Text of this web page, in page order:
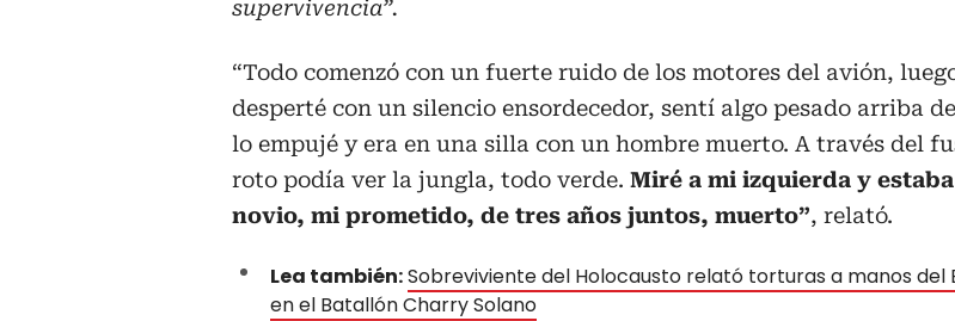
supervivencia”.
“Todo comenzó con un fuerte ruido de los motores del avión,
desperté con un silencio ensordecedor, sentí algo pesado arriba
lo empujé y era en una silla con un hombre muerto. A través del
roto podía ver la jungla, todo verde. Miré a mi izquierda y
novio, mi prometido, de tres años juntos, muerto”, relató.
Lea también:Sobreviviente del Holocausto relató torturas a manos del
en el Batallón Charry Solano